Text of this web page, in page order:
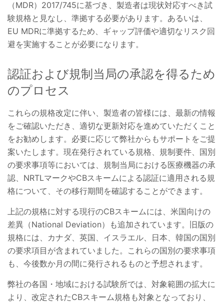
（MDR）2017/745に基づき、製造者は現状対応すべき試
験規格と見なし、準拠する必要があります。あるいは、
EU MDRに準拠するため、ギャップ評価や適切なリスク回
避を実施することが必要になります。
認証および規制当局の承認を得るため
のプロセス
これらの規格改定に伴い、製造者の皆様には、最新の情報
をご確認いただき、適切な更新対応を進めていただくこと
をお勧めします。必要に応じて弊社からもサポートをご提
案いたします。現在発行されている規格、規制要件、国別
の要求事項等においては、規制当局における医療機器の承
認、NRTLマークやCBスキームによる認証に適用される規
格について、その移行期間を確認することができます。
上記の規格に対する現行のCBスキームには、米国向けの
差異（National Deviation）も追加されています。旧版の
規格には、カナダ、英国、イスラエル、日本、韓国の国別
の要求項目が含まれていました。これらの国別の要求事項
も、今後数か月の間に発行されるものと予想されます。
弊社の各国・地域における試験所では、対象範囲の拡大に
より、改定されたCBスキーム規格も対象となっており、